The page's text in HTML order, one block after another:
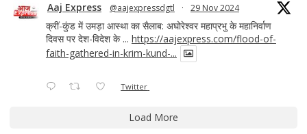
Aaj Express @aajexpressdgtl · 29 Nov 2024
क्रीं-कुंड में उमड़ा आस्था का सैलाब: अघोरेश्वर महाप्रभु के महानिर्वाण
दिवस पर देश-विदेश के ... https://aajexpress.com/flood-of-
faith-gathered-in-krim-kund-...
Twitter
Load More